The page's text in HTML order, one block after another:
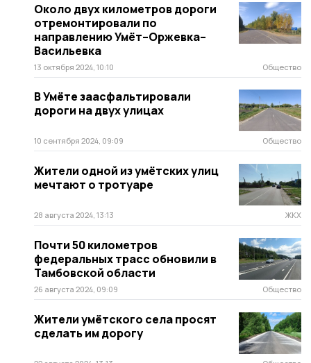
Около двух километров дороги
отремонтировали по
направлению Умëт–Оржевка–
Васильевка
13 октября 2024, 10:10 Общество
В Умёте заасфальтировали
дороги на двух улицах
10 сентября 2024, 09:09 Общество
Жители одной из умётских улиц
мечтают о тротуаре
28 августа 2024, 13:13 ЖКХ
Почти 50 километров
федеральных трасс обновили в
Тамбовской области
26 августа 2024, 09:09 Общество
Жители умëтского села просят
сделать им дорогу